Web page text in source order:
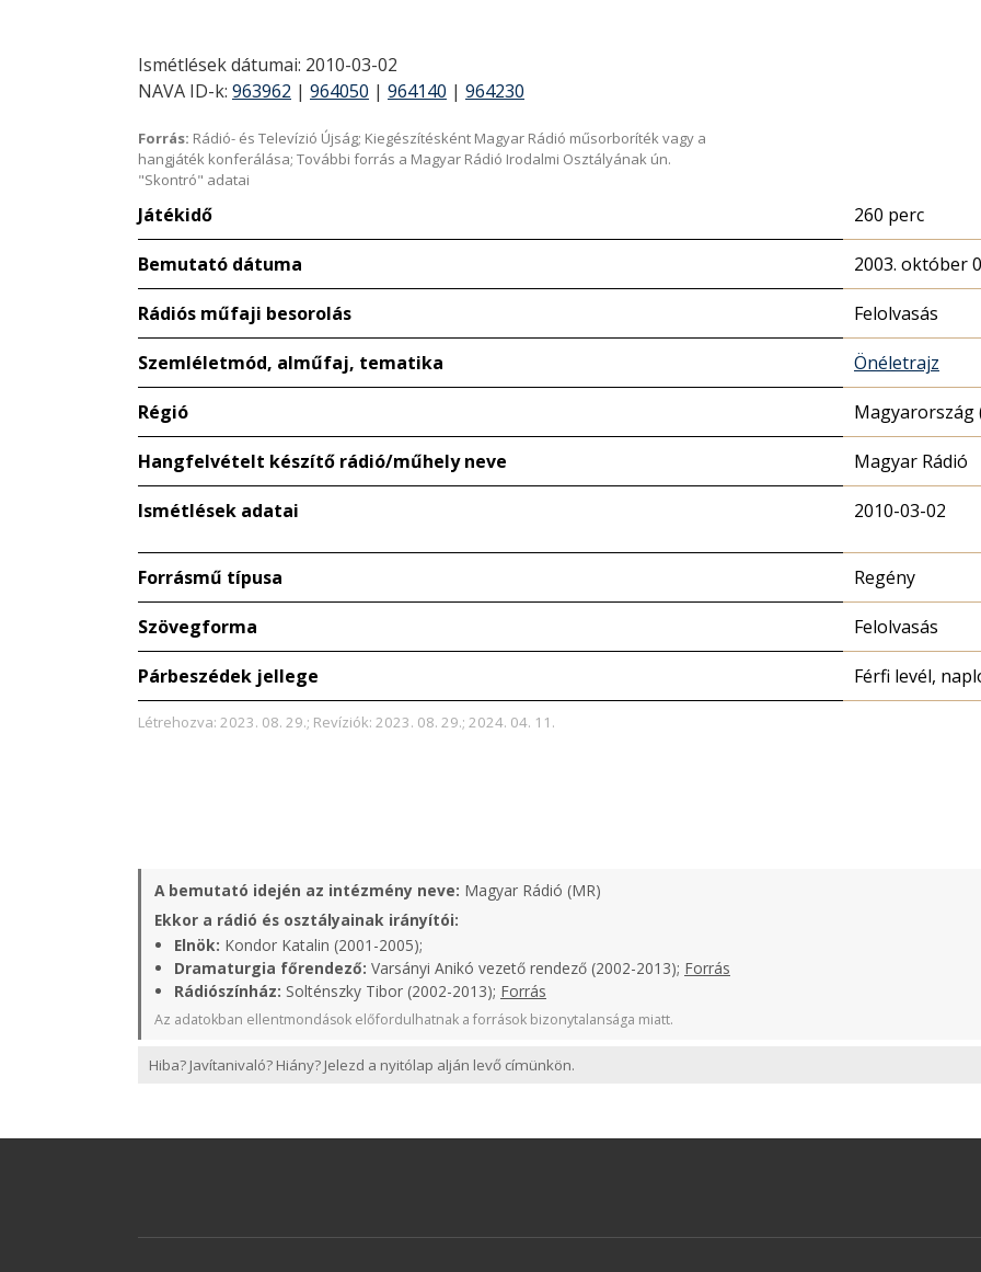
Ismétlések dátumai: 2010-03-02
NAVA ID-k: 963962 | 964050 | 964140 | 964230
Forrás: Rádió- és Televízió Újság; Kiegészítésként Magyar Rádió műsorboríték vagy a
hangjáték konferálása; További forrás a Magyar Rádió Irodalmi Osztályának ún.
"Skontró" adatai
Játékidő 260 perc
Bemutató dátuma 2003. október
Rádiós műfaji besorolás Felolvasás
Szemléletmód, alműfaj, tematika Önéletrajz
Régió Magyarország
Hangfelvételt készítő rádió/műhely neve Magyar Rádió
Ismétlések adatai 2010-03-02
Forrásmű típusa Regény
Szövegforma Felolvasás
Párbeszédek jellege Férfi levél,
Létrehozva: 2023. 08. 29.; Revíziók: 2023. 08. 29.; 2024. 04. 11.
A bemutató idején az intézmény neve: Magyar Rádió (MR)
Ekkor a rádió és osztályainak irányítói:
Elnök: Kondor Katalin (2001-2005);
Dramaturgia főrendező: Varsányi Anikó vezető rendező (2002-2013); Forrás
Rádiószínház: Solténszky Tibor (2002-2013); Forrás
Az adatokban ellentmondások előfordulhatnak a források bizonytalansága miatt.
Hiba? Javítanivaló? Hiány? Jelezd a nyitólap alján levő címünkön.